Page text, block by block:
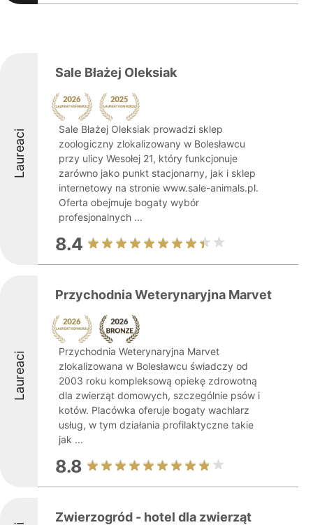
Laureaci
Sale Błażej Oleksiak
Sale Błażej Oleksiak prowadzi sklep
zoologiczny zlokalizowany w Bolesławcu
przy ulicy Wesołej 21, który funkcjonuje
zarówno jako punkt stacjonarny, jak i sklep
internetowy na stronie www.sale-animals.pl.
Oferta obejmuje bogaty wybór
profesjonalnych ...
8.4
Laureaci
Przychodnia Weterynaryjna Marvet
Przychodnia Weterynaryjna Marvet
zlokalizowana w Bolesławcu świadczy od
2003 roku kompleksową opiekę zdrowotną
dla zwierząt domowych, szczególnie psów i
kotów. Placówka oferuje bogaty wachlarz
usług, w tym działania profilaktyczne takie
jak ...
8.8
Zwierzogród - hotel dla zwierząt